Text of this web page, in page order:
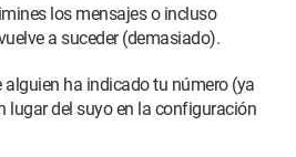
los mensajes o incluso
a suceder (demasiado).
alguien ha indicado tu número (ya
lugar del suyo en la configuración